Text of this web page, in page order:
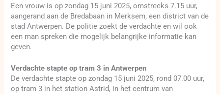
Een vrouw is op zondag 15 juni 2025, omstreeks 7.15 uur,
aangerand aan de Bredabaan in Merksem, een district van de
stad Antwerpen. De politie zoekt de verdachte en wil ook
een man spreken die mogelijk belangrijke informatie kan
geven.
Verdachte stapte op tram 3 in Antwerpen
De verdachte stapte op zondag 15 juni 2025, rond 07.00 uur,
op tram 3 in het station Astrid, in het centrum van